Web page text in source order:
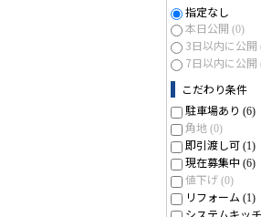
指定なし
本日公開 (0)
3日以内に公開
7日以内に公開
こだわり条件
駐車場あり (6)
角地 (0)
即引渡し可 (1)
現在募集中 (6)
値下げ (0)
リフォーム (1)